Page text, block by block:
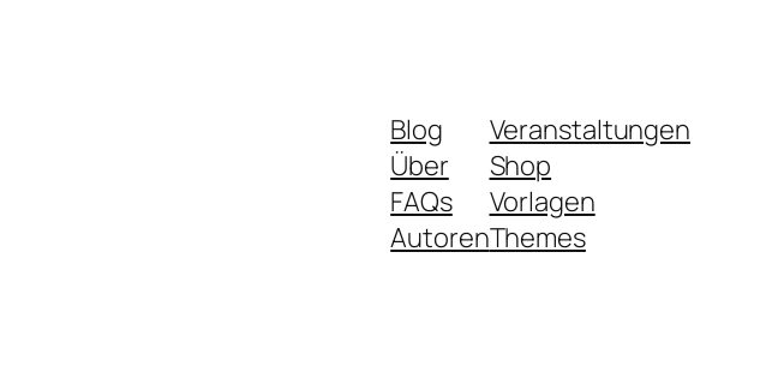
Blog
Über
FAQs
Autoren
Veranstaltungen
Shop
Vorlagen
Themes